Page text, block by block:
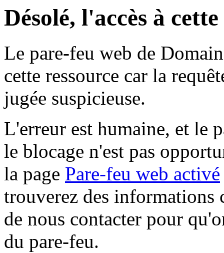
Désolé, l'accès à
Le pare-feu web de
cette ressource car la
jugée suspicieuse.
L'erreur est humaine, et le
le blocage n'est pas
la page Pare-feu web activé
trouverez des informations
de nous contacter pour
du pare-feu.